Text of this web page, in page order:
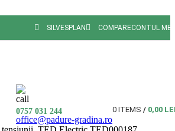
SILVESPLAN COMPARECONTUL
0757 031 244
office@padure-gradina.ro
0 ITEMS / 0,00